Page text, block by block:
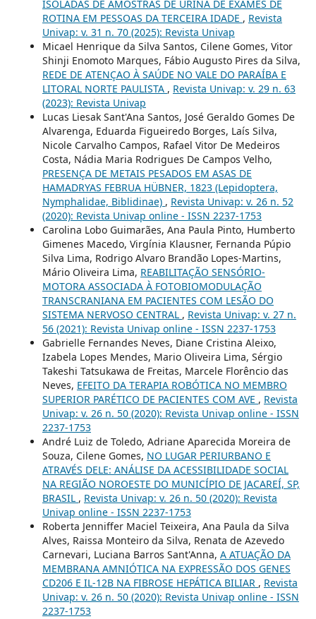
ISOLADAS DE AMOSTRAS DE URINA DE EXAMES DE
ROTINA EM PESSOAS DA TERCEIRA IDADE , Revista
Univap: v. 31 n. 70 (2025): Revista Univap
Micael Henrique da Silva Santos, Cilene Gomes, Vitor
Shinji Enomoto Marques, Fábio Augusto Pires da Silva,
REDE DE ATENÇAO À SAÚDE NO VALE DO PARAÍBA E
LITORAL NORTE PAULISTA , Revista Univap: v. 29 n. 63
(2023): Revista Univap
Lucas Liesak Sant'Ana Santos, José Geraldo Gomes De
Alvarenga, Eduarda Figueiredo Borges, Laís Silva,
Nicole Carvalho Campos, Rafael Vitor De Medeiros
Costa, Nádia Maria Rodrigues De Campos Velho,
PRESENÇA DE METAIS PESADOS EM ASAS DE
HAMADRYAS FEBRUA HÜBNER, 1823 (Lepidoptera,
Nymphalidae, Biblidinae) , Revista Univap: v. 26 n. 52
(2020): Revista Univap online - ISSN 2237-1753
Carolina Lobo Guimarães, Ana Paula Pinto, Humberto
Gimenes Macedo, Virgínia Klausner, Fernanda Púpio
Silva Lima, Rodrigo Alvaro Brandão Lopes-Martins,
Mário Oliveira Lima, REABILITAÇÃO SENSÓRIO-
MOTORA ASSOCIADA À FOTOBIOMODULAÇÃO
TRANSCRANIANA EM PACIENTES COM LESÃO DO
SISTEMA NERVOSO CENTRAL , Revista Univap: v. 27 n.
56 (2021): Revista Univap online - ISSN 2237-1753
Gabrielle Fernandes Neves, Diane Cristina Aleixo,
Izabela Lopes Mendes, Mario Oliveira Lima, Sérgio
Takeshi Tatsukawa de Freitas, Marcele Florêncio das
Neves, EFEITO DA TERAPIA ROBÓTICA NO MEMBRO
SUPERIOR PARÉTICO DE PACIENTES COM AVE , Revista
Univap: v. 26 n. 50 (2020): Revista Univap online - ISSN
2237-1753
André Luiz de Toledo, Adriane Aparecida Moreira de
Souza, Cilene Gomes, NO LUGAR PERIURBANO E
ATRAVÉS DELE: ANÁLISE DA ACESSIBILIDADE SOCIAL
NA REGIÃO NOROESTE DO MUNICÍPIO DE JACAREÍ, SP,
BRASIL , Revista Univap: v. 26 n. 50 (2020): Revista
Univap online - ISSN 2237-1753
Roberta Jenniffer Maciel Teixeira, Ana Paula da Silva
Alves, Raissa Monteiro da Silva, Renata de Azevedo
Carnevari, Luciana Barros Sant'Anna, A ATUAÇÃO DA
MEMBRANA AMNIÓTICA NA EXPRESSÃO DOS GENES
CD206 E IL-12B NA FIBROSE HEPÁTICA BILIAR , Revista
Univap: v. 26 n. 50 (2020): Revista Univap online - ISSN
2237-1753